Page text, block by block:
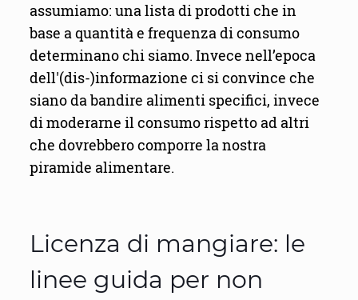
assumiamo: una lista di prodotti che in
base a quantità e frequenza di consumo
determinano chi siamo. Invece nell’epoca
dell'(dis-)informazione ci si convince che
siano da bandire alimenti specifici, invece
di moderarne il consumo rispetto ad altri
che dovrebbero comporre la nostra
piramide alimentare.
Licenza di mangiare: le
linee guida per non